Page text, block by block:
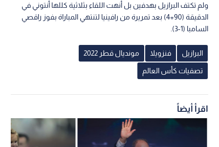
ولم تكتف البرازيل بهدفين بل أنهت اللقاء بثلاثية كللها أنتوني في
الدقيقة (90+4) بعد تمريرة من رافينيا لتنتهي المباراة بفوز راقصي
السامبا (1-3).
البرازيل فنزويلا مونديال قطر 2022
تصفيات كأس العالم
اقرأ أيضاً